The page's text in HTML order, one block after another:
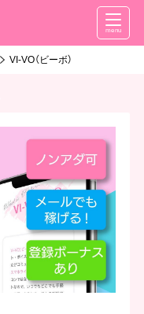
menu
VI-VO（ビーボ）